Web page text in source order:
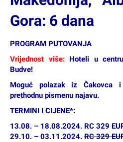
Gora: 6 dana
PROGRAM PUTOVANJA
Vrijednost više:Hoteli u centru
Budve!
Moguć polazak iz Čakovca
prethodnu pismenu najavu.
TERMINI I CIJENE*:
13.08. – 18.08.2024. RC 329
29.10. – 03.11.2024. RC 329